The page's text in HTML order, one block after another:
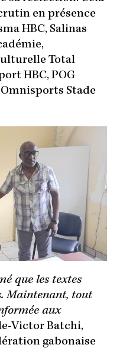
en présence
HBC, Salinas
Total
HBC, POG
Stade
que les textes
Maintenant, tout
aux
Victor Batchi,
gabonaise